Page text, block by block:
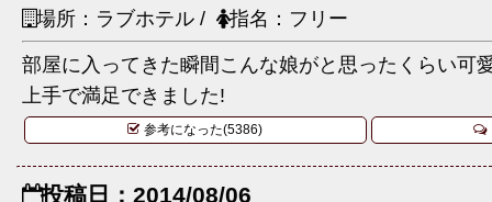
場所：ラブホテル /
指名：フリー
部屋に入ってきた瞬間こんな娘がと思ったくらい可
上手で満足できました!
参考になった(5386)
投稿日：2014/08/06